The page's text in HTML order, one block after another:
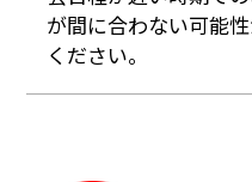
が間に合わない可能
ください。